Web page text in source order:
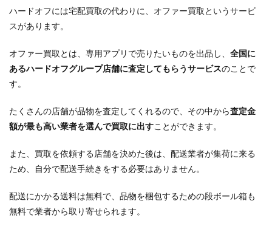
ハードオフには宅配買取の代わりに、オファー買取というサービ
スがあります。
オファー買取とは、専用アプリで売りたいものを出品し、 全国に
あるハードオフグループ店舗に査定してもらうサービスのことで
す。
たくさんの店舗が品物を査定してくれるので、その中から査定金
額が最も高い業者を選んで買取に出すことができます。
また、買取を依頼する店舗を決めた後は、配送業者が集荷に来る
ため、自分で配送手続きをする必要はありません。
配送にかかる送料は無料で、品物を梱包するための段ボール箱も
無料で業者から取り寄せられます。